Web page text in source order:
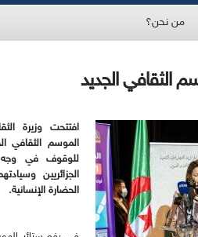
من نحن؟
الثقافي الجديد
افتتحت وزيرة
الموسم الثقافي
للوقوف في وجه
الجزائريين
الحضارة الإنسانية.